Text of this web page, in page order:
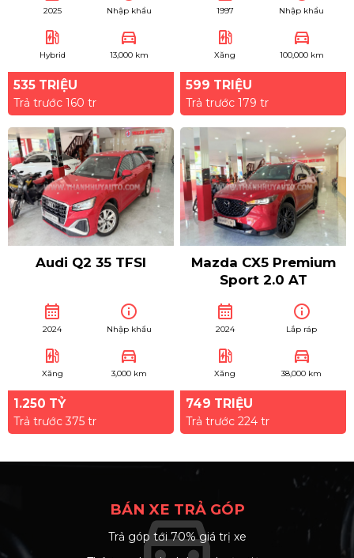
2025 Nhập khẩu
ev_station
Hybrid
directions_car
13,000 km
535 TRIỆU
Trả trước 160 tr
1997 Nhập khẩu
ev_station
Xăng
directions_car
100,000 km
599 TRIỆU
Trả trước 179 tr
Audi Q2 35 TFSI
calendar_month
2024
info
Nhập khẩu
ev_station
Xăng
directions_car
3,000 km
1.250 TỶ
Trả trước 375 tr
Mazda CX5 Premium
Sport 2.0 AT
calendar_month
2024
info
Lắp ráp
ev_station
Xăng
directions_car
38,000 km
749 TRIỆU
Trả trước 224 tr
BÁN XE TRẢ GÓP
arrow_right
Trả góp tới 70% giá trị xe